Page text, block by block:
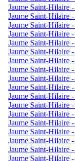
Jaume Saint-Hilaire
Jaume Saint-Hilaire
Jaume Saint-Hilaire
Jaume Saint-Hilaire
Jaume Saint-Hilaire
Jaume Saint-Hilaire
Jaume Saint-Hilaire
Jaume Saint-Hilaire
Jaume Saint-Hilaire
Jaume Saint-Hilaire
Jaume Saint-Hilaire
Jaume Saint-Hilaire
Jaume Saint-Hilaire
Jaume Saint-Hilaire
Jaume Saint-Hilaire
Jaume Saint-Hilaire
Jaume Saint-Hilaire
Jaume Saint-Hilaire -